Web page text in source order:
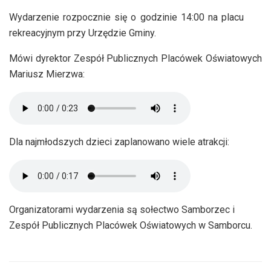
Wydarzenie rozpocznie się o godzinie 14:00 na placu
rekreacyjnym przy Urzędzie Gminy.
Mówi dyrektor Zespół Publicznych Placówek Oświatowych
Mariusz Mierzwa:
Dla najmłodszych dzieci zaplanowano wiele atrakcji:
Organizatorami wydarzenia są sołectwo Samborzec i
Zespół Publicznych Placówek Oświatowych w Samborcu.